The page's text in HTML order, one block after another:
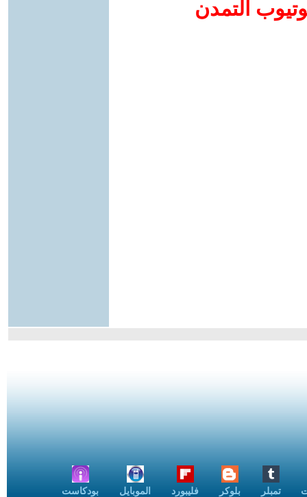
التمدن
تمبلر بلوكر فليبورد الموبايل بودكاست